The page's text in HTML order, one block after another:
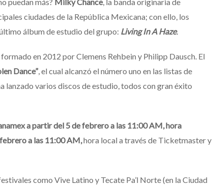
ciudades de la República Mexicana; con ello, los
álbum de estudio del grupo: Living In A Haze.
en 2012 por Clemens Rehbein y Philipp Dausch. El
Dance”, el cual alcanzó el número uno en las listas de
lanzado varios discos de estudio, todos con gran éxito
a partir del 5 de febrero a las 11:00 AM, hora
a las 11:00 AM,hora local a través de Ticketmaster y
como Vive Latino y Tecate Pa’l Norte (en la Ciudad